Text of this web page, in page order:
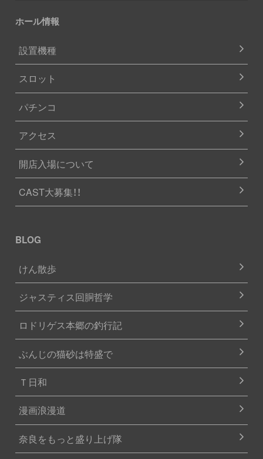
ホール情報
設置機種
スロット
パチンコ
アクセス
開店入場について
CAST大募集！！
BLOG
けん散歩
ジャスティス回胴哲学
ロドリゲス本郷の釣行記
ぶんじの猫砂は特盛で
Ｔ日和
漫画浪漫道
奈良をもっと盛り上げ隊